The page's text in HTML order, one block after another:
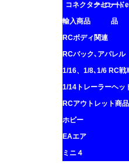
クセット､
コネクター､コード
品
輸入商品
RCボディ関連
RCバック､アパレル
1/16、1/8､1/6 RC戦
1/14トレーラーヘッ
RCアウトレット商品
ホビー
EAエア
ミニ４